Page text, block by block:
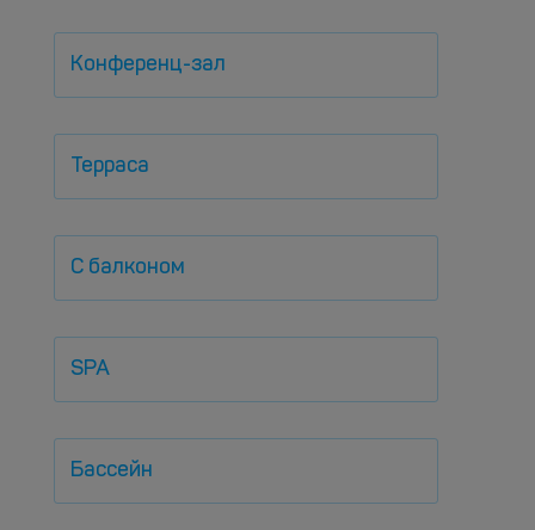
Конференц-зал
Терраса
С балконом
SPA
Бассейн